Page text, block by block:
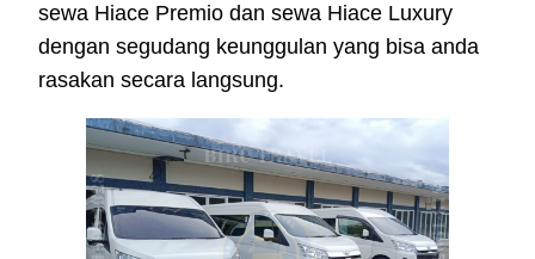
sewa Hiace Premio dan sewa Hiace Luxury
dengan segudang keunggulan yang bisa anda
rasakan secara langsung.